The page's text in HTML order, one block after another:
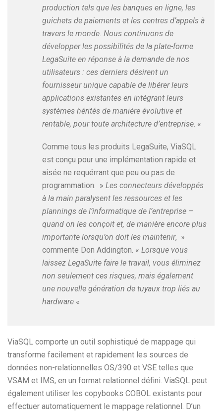
production tels que les banques en ligne, les
guichets de paiements et les centres d’appels à
travers le monde. Nous continuons de
développer les possibilités de la plate-forme
LegaSuite en réponse à la demande de nos
utilisateurs : ces derniers désirent un
fournisseur unique capable de libérer leurs
applications existantes en intégrant leurs
systèmes hérités de manière évolutive et
rentable, pour toute architecture d’entreprise. «
Comme tous les produits LegaSuite, ViaSQL
est conçu pour une implémentation rapide et
aisée ne requérrant que peu ou pas de
programmation. » Les connecteurs développés
à la main paralysent les ressources et les
plannings de l’informatique de l’entreprise –
quand on les conçoit et, de manière encore plus
importante lorsqu’on doit les maintenir, »
commente Don Addington. « Lorsque vous
laissez LegaSuite faire le travail, vous éliminez
non seulement ces risques, mais également
une nouvelle génération de tuyaux trop liés au
hardware «
ViaSQL comporte un outil sophistiqué de mappage qui
transforme facilement et rapidement les sources de
données non-relationnelles OS/390 et VSE telles que
VSAM et IMS, en un format relationnel défini. ViaSQL peut
également utiliser les copybooks COBOL existants pour
effectuer automatiquement le mappage relationnel. D’un